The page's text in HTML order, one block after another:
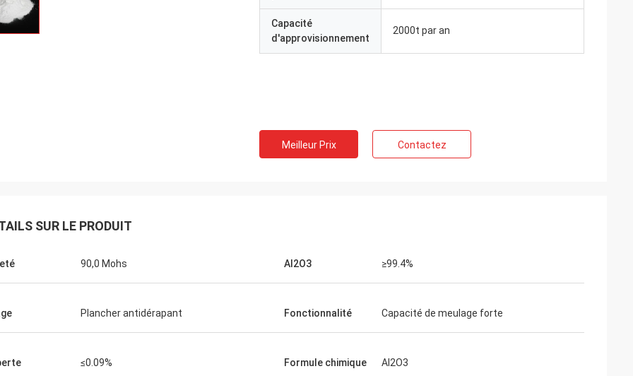
Capacité
d'approvisionnement
2000t par an
Meilleur Prix Contactez
SUR LE PRODUIT
90,0 Mohs Al2O3 ≥99.4%
Plancher antidérapant Fonctionnalité Capacité de meulage forte
≤0.09% Formule chimique Al2O3